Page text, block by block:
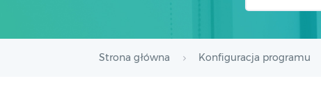
Strona główna Konfiguracja programu